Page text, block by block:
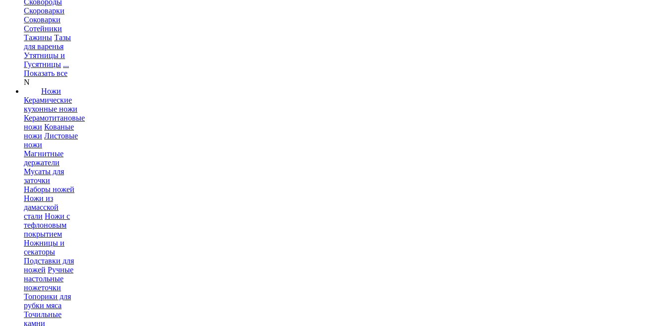
Сковороды
Скороварки
Соковарки
Сотейники
Тажины Тазы
для варенья
Утятницы и
Гусятницы ...
Показать все
N
Ножи
Керамические
кухонные ножи
Керамотитановые
ножи Кованые
ножи Листовые
ножи
Магнитные
держатели
Мусаты для
заточки
Наборы ножей
Ножи из
дамасской
стали Ножи с
тефлоновым
покрытием
Ножницы и
секаторы
Подставки для
ножей Ручные
настольные
ножеточки
Топорики для
рубки мяса
Точильные
камни